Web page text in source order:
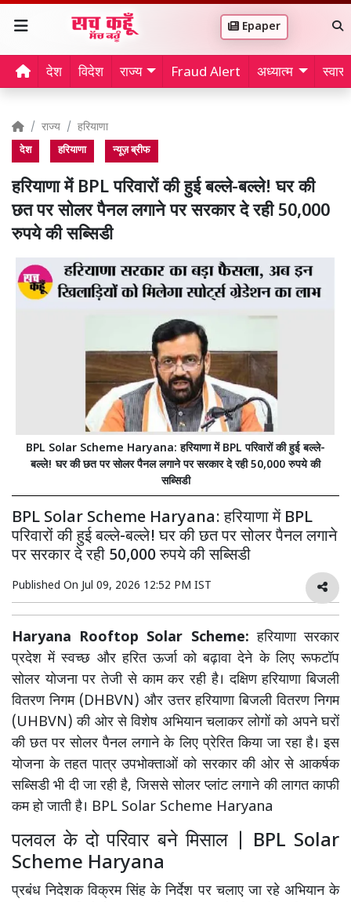
Epaper
देश विदेश राज्य Fraud Alert अध्यात्म
राज्य हरियाणा
देश हरियाणा न्यूज़ ब्रीफ
हरियाणा में BPL परिवारों की हुई बल्ले-बल्ले! घर की
छत पर सोलर पैनल लगाने पर सरकार दे रही 50,000
रुपये की सब्सिडी
BPL Solar Scheme Haryana: हरियाणा में BPL परिवारों की हुई बल्ले-
बल्ले! घर की छत पर सोलर पैनल लगाने पर सरकार दे रही 50,000 रुपये की
सब्सिडी
BPL Solar Scheme Haryana: हरियाणा में BPL
परिवारों की हुई बल्ले-बल्ले! घर की छत पर सोलर पैनल लगाने
पर सरकार दे रही 50,000 रुपये की सब्सिडी
Published On Jul 09, 2026 12:52 PM IST
Haryana Rooftop Solar Scheme: हरियाणा सरकार
प्रदेश में स्वच्छ और हरित ऊर्जा को बढ़ावा देने के लिए रूफटॉप
सोलर योजना पर तेजी से काम कर रही है। दक्षिण हरियाणा बिजली
वितरण निगम (DHBVN) और उत्तर हरियाणा बिजली वितरण निगम
(UHBVN) की ओर से विशेष अभियान चलाकर लोगों को अपने घरों
की छत पर सोलर पैनल लगाने के लिए प्रेरित किया जा रहा है। इस
योजना के तहत पात्र उपभोक्ताओं को सरकार की ओर से आकर्षक
सब्सिडी भी दी जा रही है, जिससे सोलर प्लांट लगाने की लागत काफी
कम हो जाती है। BPL Solar Scheme Haryana
पलवल के दो परिवार बने मिसाल | BPL Solar
Scheme Haryana
प्रबंध निदेशक विक्रम सिंह के निर्देश पर चलाए जा रहे अभियान के